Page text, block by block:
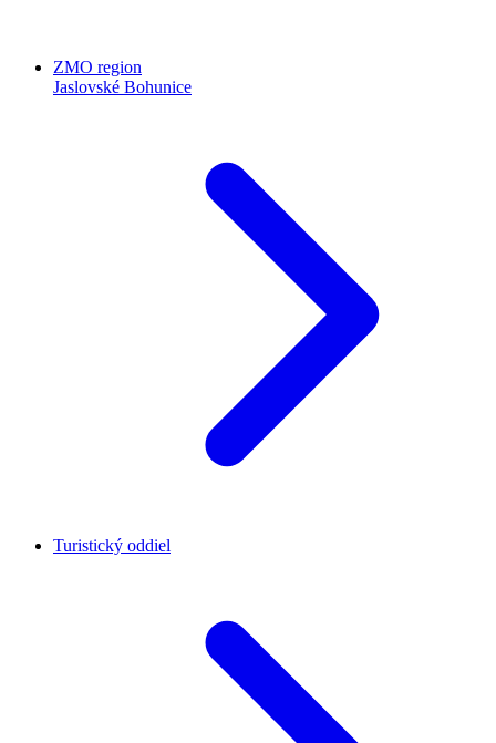
ZMO region
Jaslovské Bohunice
Turistický oddiel